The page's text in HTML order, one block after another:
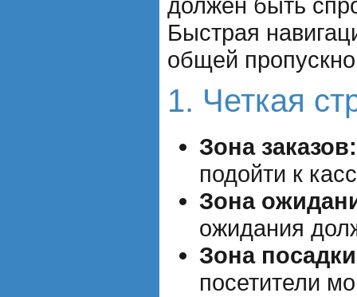
должен быть
Быстрая
общей
1. Четкая
Зона заказов:
подойти к
Зона
ожидания
Зона
посетители